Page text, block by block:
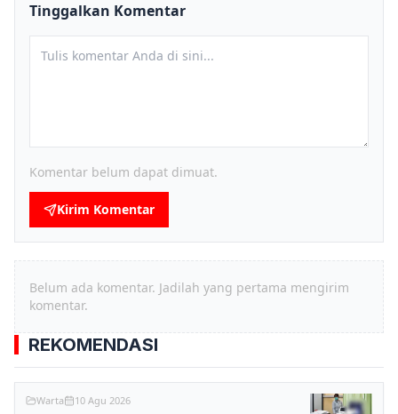
Tinggalkan Komentar
Komentar belum dapat dimuat.
Kirim Komentar
Belum ada komentar. Jadilah yang pertama mengirim
komentar.
REKOMENDASI
Warta 10 Agu 2026